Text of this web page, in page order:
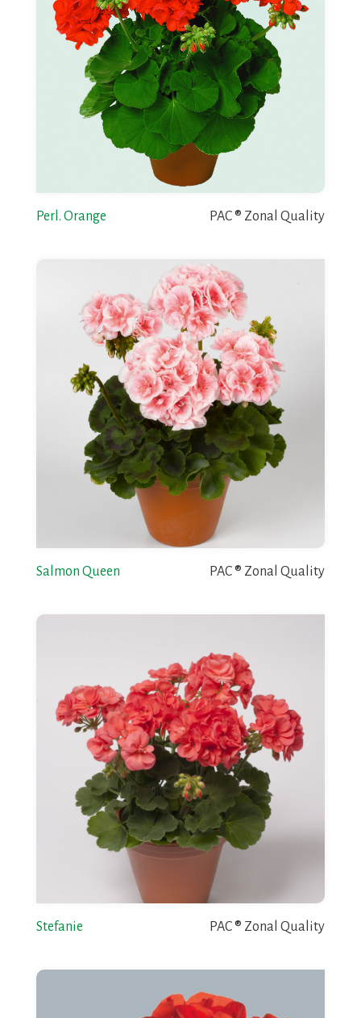
Perl. Orange PAC ® Zonal Quality
Salmon Queen PAC ® Zonal Quality
Stefanie PAC ® Zonal Quality